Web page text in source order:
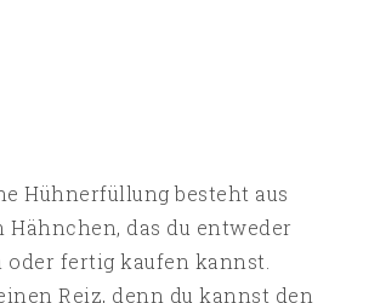
Hühnerfüllung besteht aus
das du entweder
oder fertig kaufen kannst.
Reiz, denn du kannst den